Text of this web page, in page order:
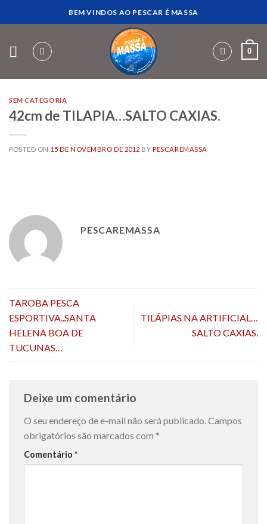
to
BEM VINDOS AO PESCAR É MASSA
0
SEM CATEGORIA
42cm de TILAPIA…SALTO CAXIAS.
POSTED ON 15 DE NOVEMBRO DE 2012 BYPESCAREMASSA
PESCAREMASSA
TAROBA PESCA
ESPORTIVA..SANTA
HELENA BOA DE
TUCUNAS…
TILÁPIAS NA ARTIFICIAL…
SALTO CAXIAS.
Deixe um comentário
O seu endereço de e-mail não será publicado. Campos
obrigatórios são marcados com *
Comentário *